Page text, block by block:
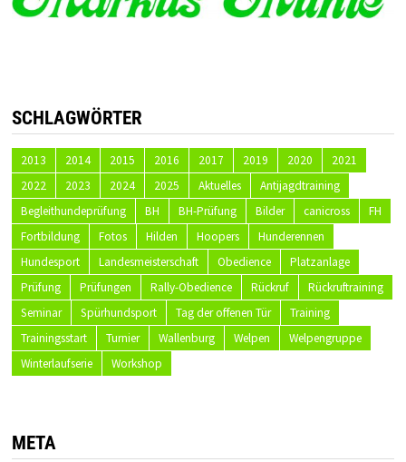
SCHLAGWÖRTER
2013 2014 2015 2016 2017 2019 2020
2021
2022
2023 2024 2025 Aktuelles
Antijagdtraining
Begleithundeprüfung
BH BH-Prüfung Bilder canicross
FH
Fortbildung
Fotos Hilden Hoopers
Hunderennen
Hundesport
Landesmeisterschaft Obedience
Platzanlage
Prüfung
Prüfungen Rally-Obedience Rückruf
Rückruftraining
Seminar
Spürhundsport Tag der offenen Tür
Training
Trainingsstart
Turnier Wallenburg Welpen
Welpengruppe
Winterlaufserie
Workshop
META